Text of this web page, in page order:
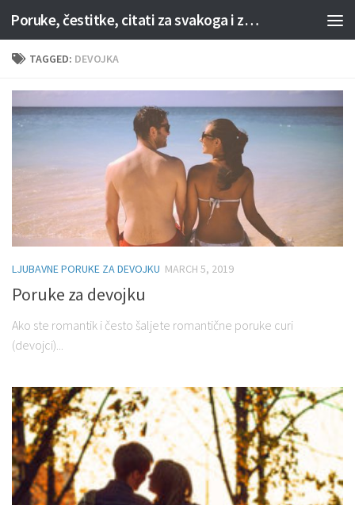
Skip to content Poruke, čestitke, citati za svakoga i za svaku priliku
TAGGED: DEVOJKA
LJUBAVNE PORUKE ZA DEVOJKU MARCH 5, 2019
Poruke za devojku
Ako ste romantik i često šaljete romantične poruke curi
(devojci)...